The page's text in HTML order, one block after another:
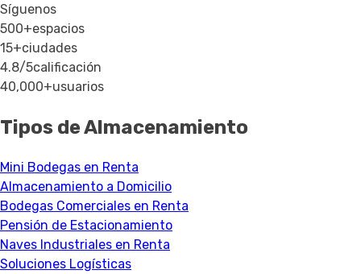
Síguenos
500+espacios
15+ciudades
4.8/5calificación
40,000+usuarios
Tipos de Almacenamiento
Mini Bodegas en Renta
Almacenamiento a Domicilio
Bodegas Comerciales en Renta
Pensión de Estacionamiento
Naves Industriales en Renta
Soluciones Logísticas